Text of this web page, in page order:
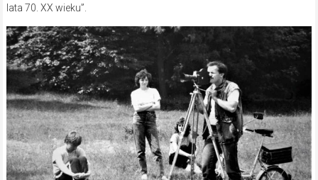
lata 70. XX wieku”.